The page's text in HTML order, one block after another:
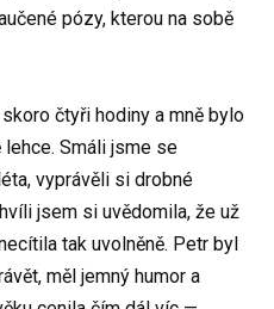
pózy, kterou na sobě
čtyři hodiny a mně bylo
Smáli jsme se
vyprávěli si drobné
jsem si uvědomila, že už
tak uvolněně. Petr byl
měl jemný humor a